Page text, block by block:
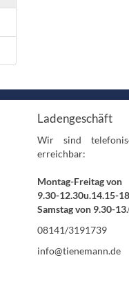
Ladengeschäft
Wir sind
erreichbar:
Montag-Freitag von
9.30-12.30u.14.15-
Samstag von 9.30-
08141/3191739
info@tienemann.de